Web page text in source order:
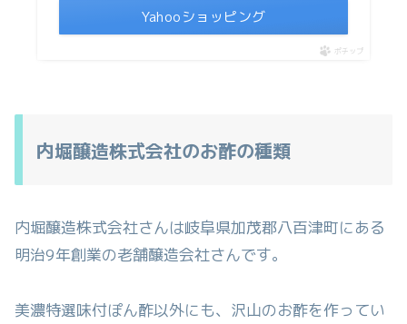
Yahooショッピング
ポチップ
内堀醸造株式会社のお酢の種類
内堀醸造株式会社さんは岐阜県加茂郡八百津町にある
明治9年創業の老舗醸造会社さんです。
美濃特選味付ぽん酢以外にも、沢山のお酢を作ってい